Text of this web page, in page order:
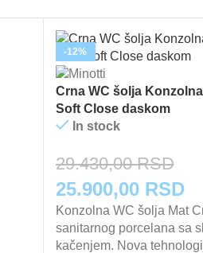
-12%
Crna WC šolja
Soft Close daskom
In stock
29.430,00RSD
Originalna
cena
je
25.900,00 RSD
je:
Konzolna WC šolja Mat
sanitarnog porcelana sa
kačenjem. Nova